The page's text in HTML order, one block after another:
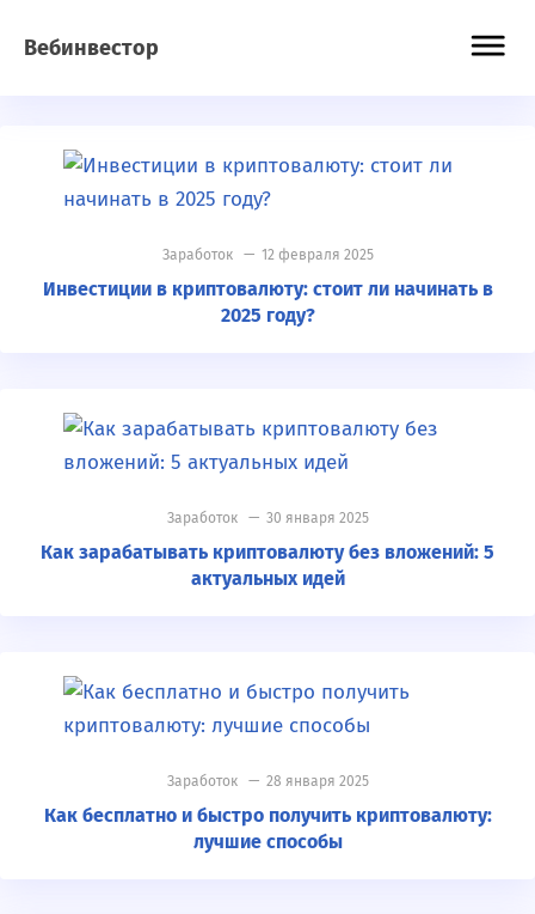
Вебинвестор
Заработок— 12 февраля 2025
Инвестиции в криптовалюту: стоит ли начинать в
2025 году?
Заработок— 30 января 2025
Как зарабатывать криптовалюту без вложений: 5
актуальных идей
Заработок— 28 января 2025
Как бесплатно и быстро получить криптовалюту:
лучшие способы